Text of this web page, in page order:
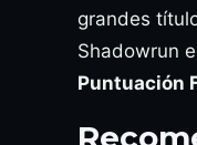
grandes
Shadowrun
Puntuación